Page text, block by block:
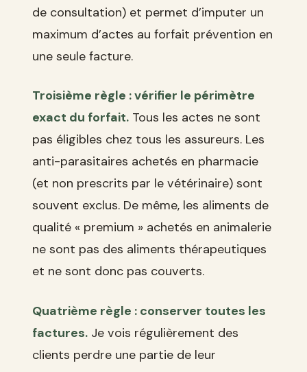
de consultation) et permet d’imputer un
maximum d’actes au forfait prévention en
une seule facture.
Troisième règle : vérifier le périmètre
exact du forfait. Tous les actes ne sont
pas éligibles chez tous les assureurs. Les
anti-parasitaires achetés en pharmacie
(et non prescrits par le vétérinaire) sont
souvent exclus. De même, les aliments de
qualité « premium » achetés en animalerie
ne sont pas des aliments thérapeutiques
et ne sont donc pas couverts.
Quatrième règle : conserver toutes les
factures. Je vois régulièrement des
clients perdre une partie de leur